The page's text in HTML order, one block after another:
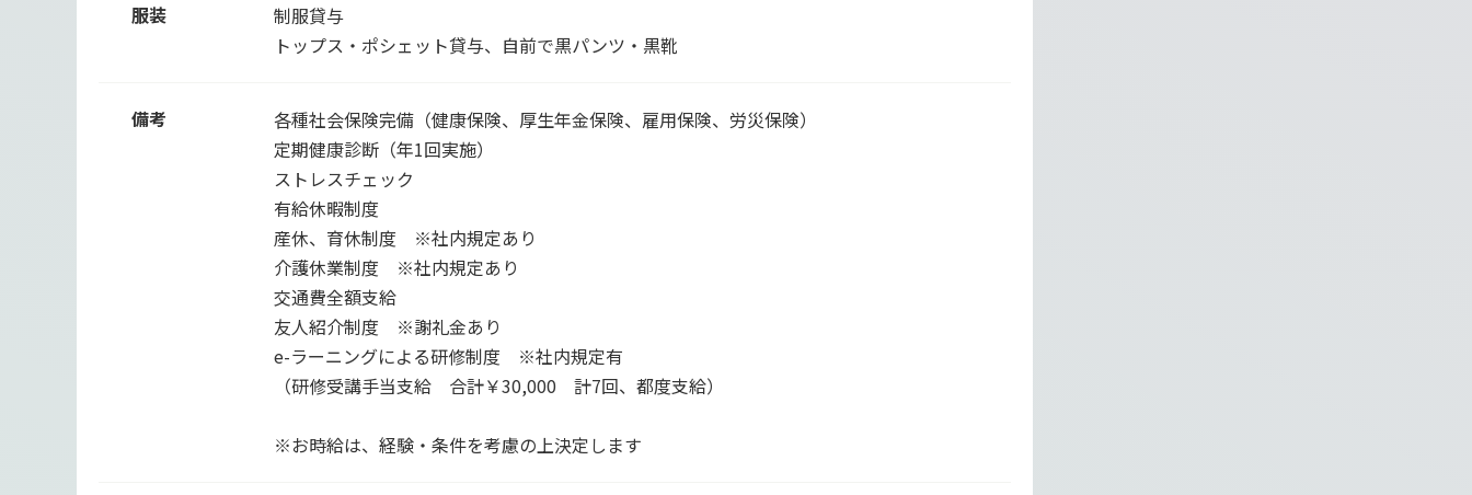
服装
制服貸与
トップス・ポシェット貸与、自前で黒パンツ・黒靴
備考
各種社会保険完備（健康保険、厚生年金保険、雇用保険、労災保険）
定期健康診断（年1回実施）
ストレスチェック
有給休暇制度
産休、育休制度 ※社内規定あり
介護休業制度 ※社内規定あり
交通費全額支給
友人紹介制度 ※謝礼金あり
e-ラーニングによる研修制度 ※社内規定有
（研修受講手当支給 合計￥30,000 計7回、都度支給）
※お時給は、経験・条件を考慮の上決定します